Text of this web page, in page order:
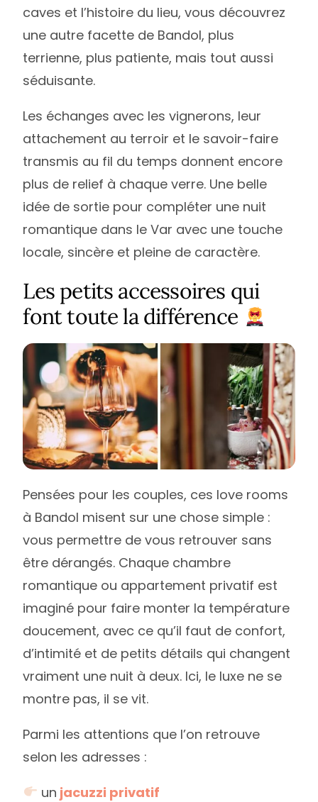
caves et l’histoire du lieu, vous découvrez
une autre facette de Bandol, plus
terrienne, plus patiente, mais tout aussi
séduisante.
Les échanges avec les vignerons, leur
attachement au terroir et le savoir-faire
transmis au fil du temps donnent encore
plus de relief à chaque verre. Une belle
idée de sortie pour compléter une nuit
romantique dans le Var avec une touche
locale, sincère et pleine de caractère.
Les petits accessoires qui
font toute la différence
Pensées pour les couples, ces love rooms
à Bandol misent sur une chose simple :
vous permettre de vous retrouver sans
être dérangés. Chaque chambre
romantique ou appartement privatif est
imaginé pour faire monter la température
doucement, avec ce qu’il faut de confort,
d’intimité et de petits détails qui changent
vraiment une nuit à deux. Ici, le luxe ne se
montre pas, il se vit.
Parmi les attentions que l’on retrouve
selon les adresses :
un jacuzzi privatif